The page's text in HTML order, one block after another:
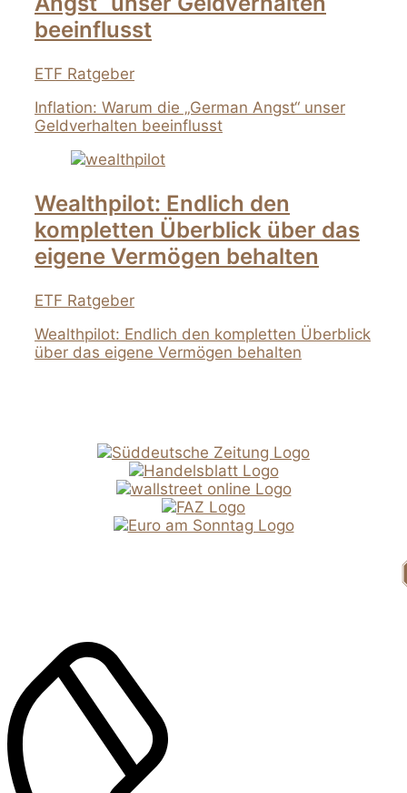
beeinflusst
ETF Ratgeber
Inflation: Warum die „German Angst“ unser
Geldverhalten beeinflusst
Wealthpilot: Endlich den
kompletten Überblick über das
eigene Vermögen behalten
ETF Ratgeber
Wealthpilot: Endlich den kompletten Überblick
über das eigene Vermögen behalten